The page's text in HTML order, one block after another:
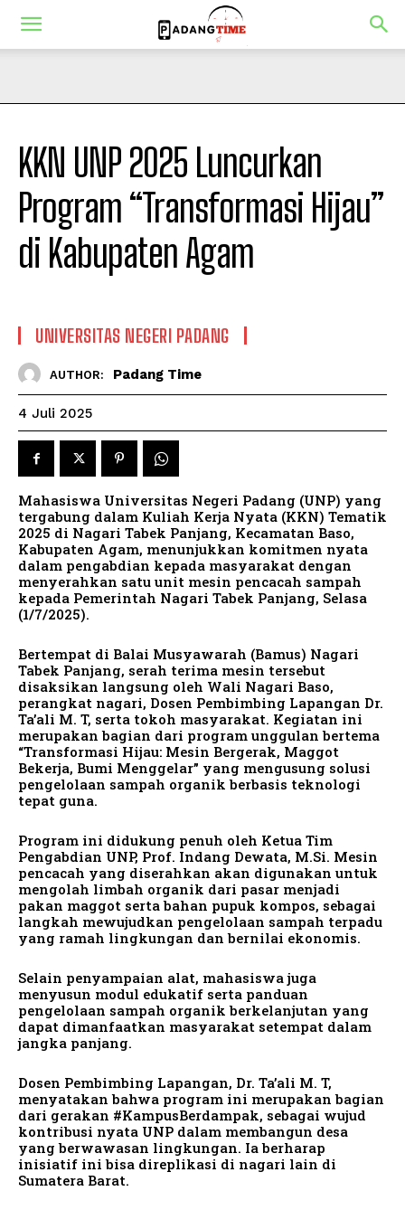
KKN UNP 2025 Luncurkan
Program “Transformasi Hijau”
di Kabupaten Agam
UNIVERSITAS NEGERI PADANG
AUTHOR: Padang Time
4 Juli 2025
Mahasiswa Universitas Negeri Padang (UNP) yang
tergabung dalam Kuliah Kerja Nyata (KKN) Tematik
2025 di Nagari Tabek Panjang, Kecamatan Baso,
Kabupaten Agam, menunjukkan komitmen nyata
dalam pengabdian kepada masyarakat dengan
menyerahkan satu unit mesin pencacah sampah
kepada Pemerintah Nagari Tabek Panjang, Selasa
(1/7/2025).
Bertempat di Balai Musyawarah (Bamus) Nagari
Tabek Panjang, serah terima mesin tersebut
disaksikan langsung oleh Wali Nagari Baso,
perangkat nagari, Dosen Pembimbing Lapangan Dr.
Ta’ali M. T, serta tokoh masyarakat. Kegiatan ini
merupakan bagian dari program unggulan bertema
“Transformasi Hijau: Mesin Bergerak, Maggot
Bekerja, Bumi Menggelar” yang mengusung solusi
pengelolaan sampah organik berbasis teknologi
tepat guna.
Program ini didukung penuh oleh Ketua Tim
Pengabdian UNP, Prof. Indang Dewata, M.Si. Mesin
pencacah yang diserahkan akan digunakan untuk
mengolah limbah organik dari pasar menjadi
pakan maggot serta bahan pupuk kompos, sebagai
langkah mewujudkan pengelolaan sampah terpadu
yang ramah lingkungan dan bernilai ekonomis.
Selain penyampaian alat, mahasiswa juga
menyusun modul edukatif serta panduan
pengelolaan sampah organik berkelanjutan yang
dapat dimanfaatkan masyarakat setempat dalam
jangka panjang.
Dosen Pembimbing Lapangan, Dr. Ta’ali M. T,
menyatakan bahwa program ini merupakan bagian
dari gerakan #KampusBerdampak, sebagai wujud
kontribusi nyata UNP dalam membangun desa
yang berwawasan lingkungan. Ia berharap
inisiatif ini bisa direplikasi di nagari lain di
Sumatera Barat.